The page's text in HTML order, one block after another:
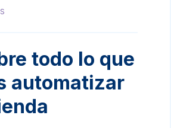
todo lo que
automatizar